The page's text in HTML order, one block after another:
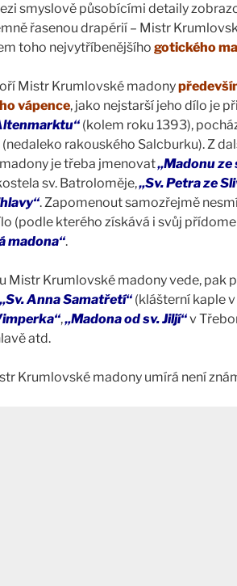
smyslově působícími detaily
řasenou drapérií – Mistr
toho nejvytříbenějšího gotického
Mistr Krumlovské madony
vápence, jako nejstarší jeho dílo je
(kolem roku 1393),
rakouského Salcburku). Z
je třeba jmenovat„Madonu ze
sv. Batroloměje,„Sv. Petra ze
. Zapomenout samozřejmě
(podle kterého získává i svůj
madona“.
Mistr Krumlovské madony vede, pak
„Sv. Anna Samatřetí“ (klášterní kaple
,„Madona od sv. Jiljí“v
atd.
Krumlovské madony umírá není